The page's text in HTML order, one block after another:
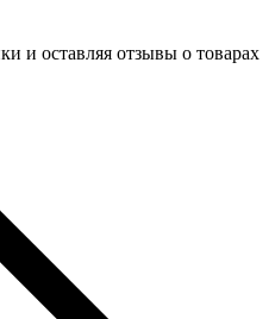
и оставляя отзывы о товарах